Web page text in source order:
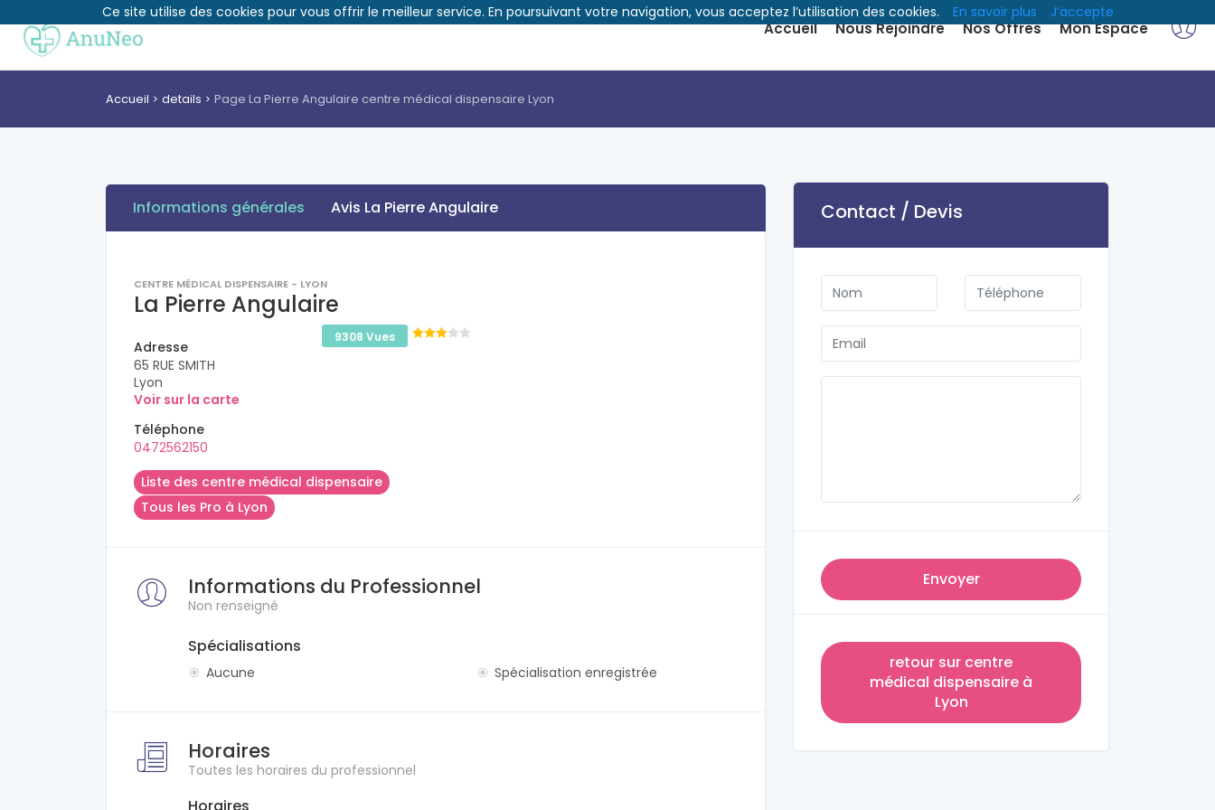
Accueil Nous Rejoindre Nos Offres Mon Espace
Accueil details Page La Pierre Angulaire centre médical dispensaire Lyon
Informations générales Avis La Pierre Angulaire
CENTRE MÉDICAL DISPENSAIRE - LYON
La Pierre Angulaire
9308 Vues
Adresse
65 RUE SMITH
Lyon
Voir sur la carte
Téléphone
0472562150
Liste des centre médical dispensaire
Tous les Pro à Lyon
Informations du Professionnel
Non renseigné
Spécialisations
Aucune Spécialisation enregistrée
Horaires
Toutes les horaires du professionnel
Contact / Devis
Envoyer
retour sur centre
médical dispensaire à
Lyon
Ce site utilise des cookies pour vous offrir le meilleur service. En poursuivant votre navigation, vous acceptez l’utilisation des cookies. En savoir plus J’accepte